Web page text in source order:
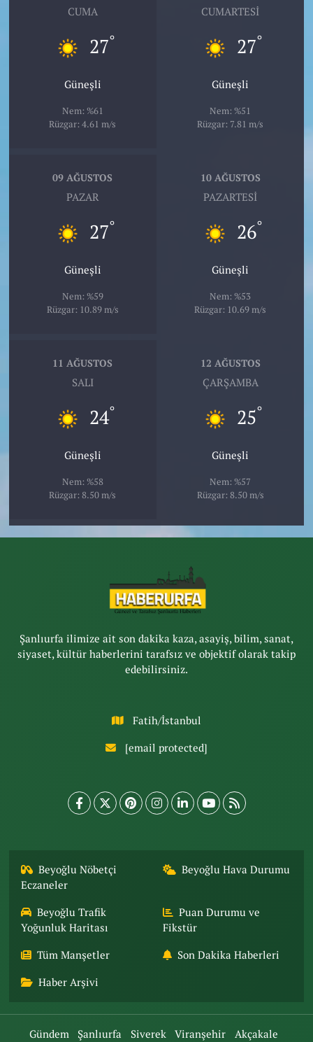
CUMA
27°
Güneşli
Nem: %61
Rüzgar: 4.61 m/s
CUMARTESI
27°
Güneşli
Nem: %51
Rüzgar: 7.81 m/s
09 AĞUSTOS
PAZAR
27°
Güneşli
Nem: %59
Rüzgar: 10.89 m/s
10 AĞUSTOS
PAZARTESI
26°
Güneşli
Nem: %53
Rüzgar: 10.69 m/s
11 AĞUSTOS
SALI
24°
Güneşli
Nem: %58
Rüzgar: 8.50 m/s
12 AĞUSTOS
ÇARŞAMBA
25°
Güneşli
Nem: %57
Rüzgar: 8.50 m/s
Şanlıurfa ilimize ait son dakika kaza, asayiş, bilim, sanat,
siyaset, kültür haberlerini tarafsız ve objektif olarak takip
edebilirsiniz.
Fatih/İstanbul
[email protected]
Beyoğlu Nöbetçi
Eczaneler
Beyoğlu Hava Durumu
Beyoğlu Trafik
Yoğunluk Haritası
Puan Durumu ve
Fikstür
Tüm Manşetler Son Dakika Haberleri
Haber Arşivi
Gündem Şanlıurfa Siverek Viranşehir
Akçakale